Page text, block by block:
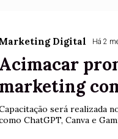
Marketing Digital Há 2
Acimacar
marketing
será realizada
ChatGPT, Canva e